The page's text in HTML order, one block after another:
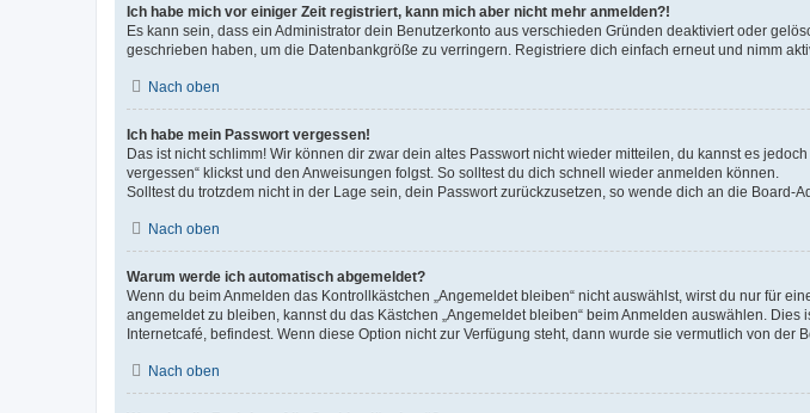
Ich habe mich vor einiger Zeit registriert, kann mich aber nicht mehr anmelden?!
Es kann sein, dass ein Administrator dein Benutzerkonto aus verschieden Gründen deaktiviert oder
geschrieben haben, um die Datenbankgröße zu verringern. Registriere dich einfach erneut und nimm
Nach oben
Ich habe mein Passwort vergessen!
Das ist nicht schlimm! Wir können dir zwar dein altes Passwort nicht wieder mitteilen, du kannst es
vergessen“ klickst und den Anweisungen folgst. So solltest du dich schnell wieder anmelden können.
Solltest du trotzdem nicht in der Lage sein, dein Passwort zurückzusetzen, so wende dich an die Board-
Nach oben
Warum werde ich automatisch abgemeldet?
Wenn du beim Anmelden das Kontrollkästchen „Angemeldet bleiben“ nicht auswählst, wirst du nur für
angemeldet zu bleiben, kannst du das Kästchen „Angemeldet bleiben“ beim Anmelden auswählen.
Internetcafé, befindest. Wenn diese Option nicht zur Verfügung steht, dann wurde sie vermutlich von der
Nach oben